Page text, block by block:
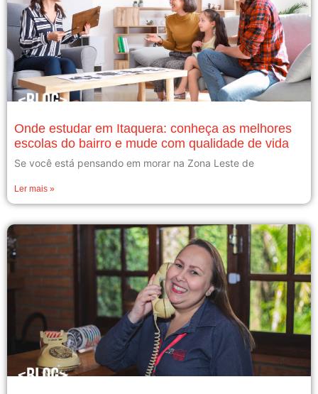
Onde estudar em Itaquera: conheça as melhores
escolas do bairro e mude com qualidade de vida
Se você está pensando em morar na Zona Leste de
Ler mais »